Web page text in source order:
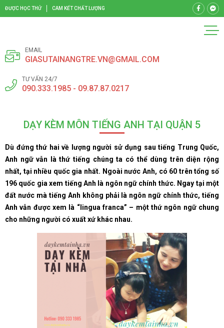
ĐƯỢC HỌC THỬ CAM KẾT CHẤT LƯỢNG
EMAIL
GIASUTAINANGTRE.VN@GMAIL.COM
TƯ VẤN 24/7
090.333.1985 - 09.87.87.0217
DẠY KÈM MÔN TIẾNG ANH TẠI QUẬN 5
Dù đứng thứ hai về lượng người sử dụng sau tiếng Trung Quốc,
Anh ngữ vẫn là thứ tiếng chúng ta có thể dùng trên diện rộng
nhất, tại nhiều quốc gia nhất. Ngoài nước Anh, có 60 trên tổng số
196 quốc gia xem tiếng Anh là ngôn ngữ chính thức. Ngay tại một
đất nước mà tiếng Anh không phải là ngôn ngữ chính thức, tiếng
Anh vẫn được xem là “lingua franca” – một thứ ngôn ngữ chung
cho những người có xuất xứ khác nhau.